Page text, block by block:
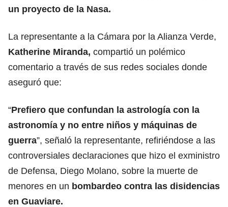
un proyecto de la Nasa.
La representante a la Cámara por la Alianza Verde,
Katherine Miranda, compartió un polémico
comentario a través de sus redes sociales donde
aseguró que:
“Prefiero que confundan la astrología con la
astronomía y no entre niños y máquinas de
guerra”, señaló la representante, refiriéndose a las
controversiales declaraciones que hizo el exministro
de Defensa, Diego Molano, sobre la muerte de
menores en un bombardeo contra las disidencias
en Guaviare.